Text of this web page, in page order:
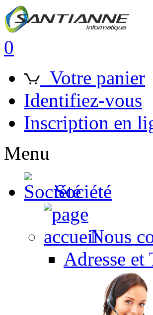
0
Votre panier
Identifiez-vous
Inscription en
Menu
Société
Nous
Adresse et